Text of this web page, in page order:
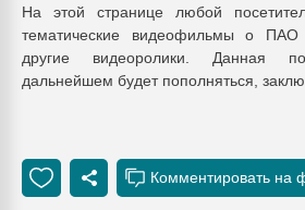
На этой странице любой
тематические видеофильмы о ПАО
другие видеоролики. Данная
дальнейшем будет пополняться,